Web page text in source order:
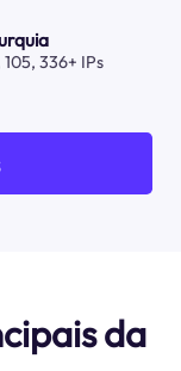
105, 336+ IPs
da